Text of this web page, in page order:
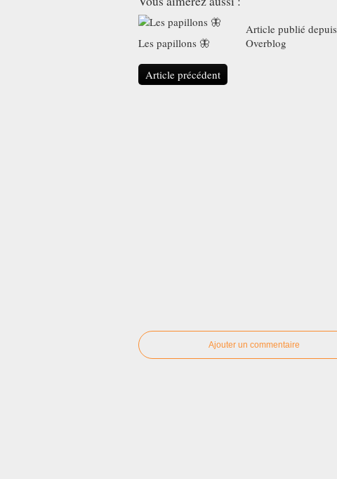
Les papillons 🦋
Article publié depuis
Overblog
Article précédent
Ajouter un commentaire